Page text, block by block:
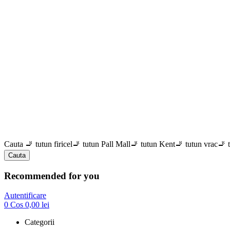
Cauta 🚬 tutun firicel🚬 tutun Pall Mall🚬 tutun Kent🚬 tutun vrac🚬
Cauta
Recommended for you
Autentificare
0 Cos 0,00 lei
Categorii